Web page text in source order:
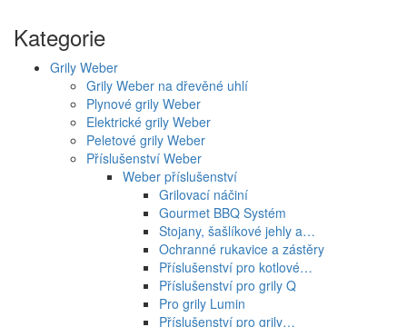
Kategorie
Grily Weber
Grily Weber na dřevěné uhlí
Plynové grily Weber
Elektrické grily Weber
Peletové grily Weber
Příslušenství Weber
Weber příslušenství
Grilovací náčiní
Gourmet BBQ Systém
Stojany, šašlíkové jehly a…
Ochranné rukavice a zástěry
Příslušenství pro kotlové…
Příslušenství pro grily Q
Pro grily Lumin
Příslušenství pro grily…